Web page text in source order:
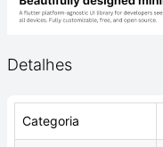
Detalhes
Categoria